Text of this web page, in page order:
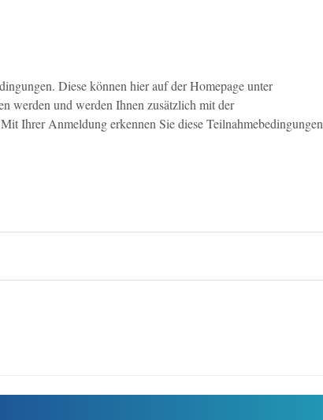
Diese können hier auf der Homepage unter
werden und werden Ihnen zusätzlich mit der
Ihrer Anmeldung erkennen Sie diese Teilnahmebedingungen